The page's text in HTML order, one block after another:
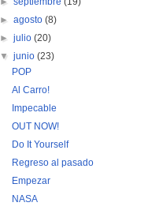
►agosto(8)
►julio(20)
▼junio(23)
POP
Al Carro!
Impecable
OUT NOW!
Do It Yourself
Regreso al pasado
Empezar
NASA